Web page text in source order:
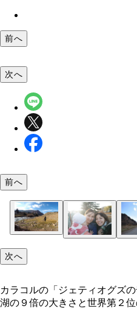
前へ
次へ
前へ
次へ
カラコルの「ジェティオグズ
湖の９倍の大きさと世界第２位